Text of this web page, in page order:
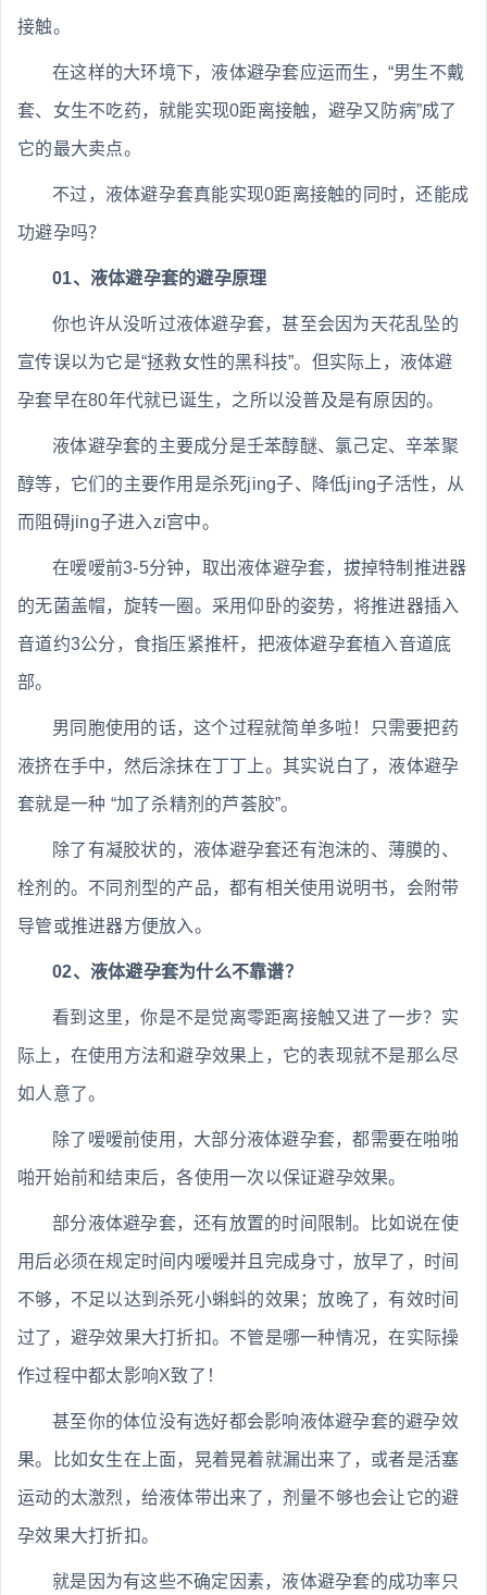
接触。
在这样的大环境下，液体避孕套应运而生，“男生不戴
套、女生不吃药，就能实现0距离接触，避孕又防病”成了
它的最大卖点。
不过，液体避孕套真能实现0距离接触的同时，还能成
功避孕吗？
01、液体避孕套的避孕原理
你也许从没听过液体避孕套，甚至会因为天花乱坠的
宣传误以为它是“拯救女性的黑科技”。但实际上，液体避
孕套早在80年代就已诞生，之所以没普及是有原因的。
液体避孕套的主要成分是壬苯醇醚、氯己定、辛苯聚
醇等，它们的主要作用是杀死jing子、降低jing子活性，从
而阻碍jing子进入zi宫中。
在嗳嗳前3-5分钟，取出液体避孕套，拔掉特制推进器
的无菌盖帽，旋转一圈。采用仰卧的姿势，将推进器插入
音道约3公分，食指压紧推杆，把液体避孕套植入音道底
部。
男同胞使用的话，这个过程就简单多啦！只需要把药
液挤在手中，然后涂抹在丁丁上。其实说白了，液体避孕
套就是一种 “加了杀精剂的芦荟胶”。
除了有凝胶状的，液体避孕套还有泡沫的、薄膜的、
栓剂的。不同剂型的产品，都有相关使用说明书，会附带
导管或推进器方便放入。
02、液体避孕套为什么不靠谱？
看到这里，你是不是觉离零距离接触又进了一步？实
际上，在使用方法和避孕效果上，它的表现就不是那么尽
如人意了。
除了嗳嗳前使用，大部分液体避孕套，都需要在啪啪
啪开始前和结束后，各使用一次以保证避孕效果。
部分液体避孕套，还有放置的时间限制。比如说在使
用后必须在规定时间内嗳嗳并且完成身寸，放早了，时间
不够，不足以达到杀死小蝌蚪的效果；放晚了，有效时间
过了，避孕效果大打折扣。不管是哪一种情况，在实际操
作过程中都太影响X致了！
甚至你的体位没有选好都会影响液体避孕套的避孕效
果。比如女生在上面，晃着晃着就漏出来了，或者是活塞
运动的太激烈，给液体带出来了，剂量不够也会让它的避
孕效果大打折扣。
就是因为有这些不确定因素，液体避孕套的成功率只